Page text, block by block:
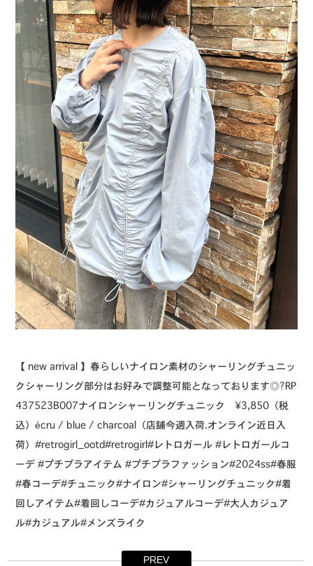
⁡【 new arrival 】⁡春らしいナイロン素材のシャーリングチュニッ
ク⁡シャーリング部分はお好みで調整可能となっております◎⁡⁡⁡?️RP
437523B007ナイロンシャーリングチュニック ¥3,850（税
込）⁡écru / blue / charcoal⁡⁡⁡（店舗今週入荷.オンライン近日入
荷）⁡⁡⁡⁡⁡⁡⁡⁡⁡#retrogirl_ootd#retrogirl#レトロガール #レトロガールコ
ーデ #プチプラアイテム #プチプラファッション#2024ss#春服
#春コーデ#チュニック#ナイロン#シャーリングチュニック#着
回しアイテム#着回しコーデ#カジュアルコーデ#大人カジュア
ル#カジュアル#メンズライク
PREV